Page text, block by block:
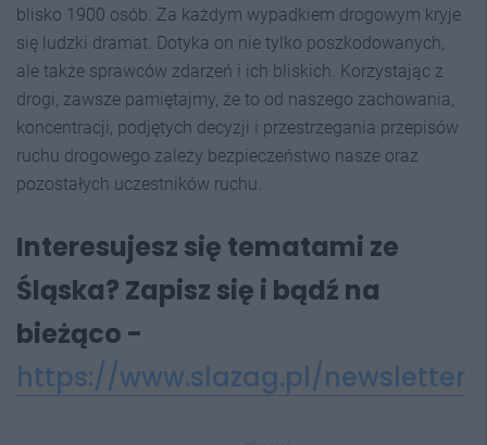
blisko 1900 osób. Za każdym wypadkiem drogowym kryje
się ludzki dramat. Dotyka on nie tylko poszkodowanych,
ale także sprawców zdarzeń i ich bliskich. Korzystając z
drogi, zawsze pamiętajmy, że to od naszego zachowania,
koncentracji, podjętych decyzji i przestrzegania przepisów
ruchu drogowego zależy bezpieczeństwo nasze oraz
pozostałych uczestników ruchu.
Interesujesz się tematami ze
Śląska? Zapisz się i bądź na
bieżąco -
https://www.slazag.pl/newsletter